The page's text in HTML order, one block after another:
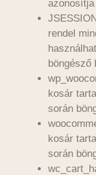
rendel
böngésző
kosár
során
kosár
során